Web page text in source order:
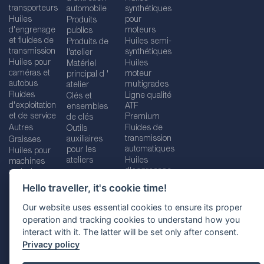
Hello traveller, it's cookie time!
Our website uses essential cookies to ensure its proper
operation and tracking cookies to understand how you
interact with it. The latter will be set only after consent.
Privacy policy
transporteurs
Huiles
d'engrenage
et fluides de
transmission
Huiles pour
caméras et
autobus
Fluides
d'exploitation
et de service
Autres
Graisses
Huiles pour
machines
agricoles
automobile
Produits
publics
Produits de
l'atelier
Matériel
principal d '
atelier
Clés et
ensembles
de clés
Outils
auxiliaires
pour les
ateliers
synthétiques
pour
moteurs
Huiles semi-
synthétiques
Huiles
moteur
multigrades
Ligne qualité
ATF
Premium
Fluides de
transmission
automatiques
Huiles
d'engrenage
Imprint Legal disclaimer Privacy policy
Cookies policy